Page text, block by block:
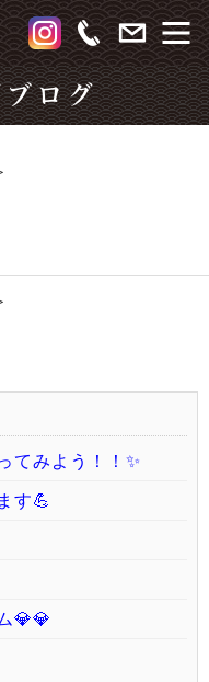
ブログ
てみよう！！✨
す💪
💎💎